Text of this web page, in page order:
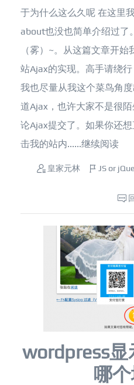
于为什么这么久呢 在这里
about也没也简单介绍过了
（雾）~。从这篇文章开
站Ajax的实现。高手请绕
我也尽量从我这个菜鸟角
道Ajax，也许大家不是很
论Ajax提交了。如果你还
击我的站内......继续阅读
皇家元林 JS or
wordpress显
哪